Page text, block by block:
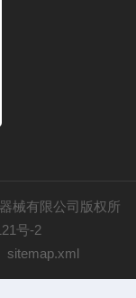
械有限公司版权所
号-2
sitemap.xml